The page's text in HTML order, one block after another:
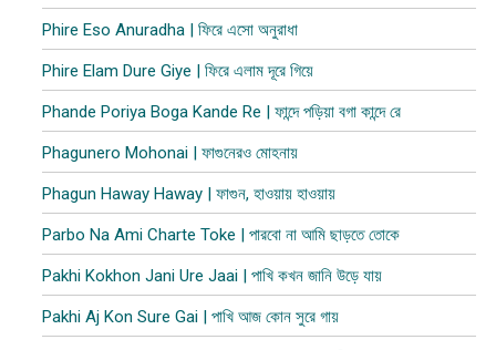
Phire Eso Anuradha | ফিরে এসো অনুরাধা
Phire Elam Dure Giye | ফিরে এলাম দূরে গিয়ে
Phande Poriya Boga Kande Re | ফান্দে পড়িয়া বগা কান্দে রে
Phagunero Mohonai | ফাগুনেরও মোহনায়
Phagun Haway Haway | ফাগুন, হাওয়ায় হাওয়ায়
Parbo Na Ami Charte Toke | পারবো না আমি ছাড়তে তোকে
Pakhi Kokhon Jani Ure Jaai | পাখি কখন জানি উড়ে যায়
Pakhi Aj Kon Sure Gai | পাখি আজ কোন সুরে গায়